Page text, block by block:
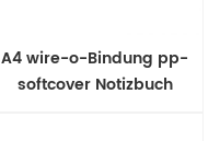
A4 wire-o-Bindung pp-
softcover Notizbuch